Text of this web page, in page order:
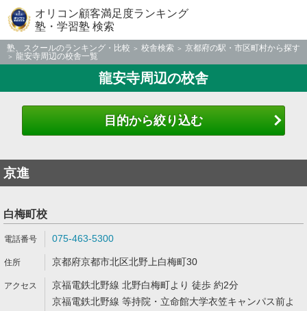
オリコン顧客満足度ランキング
塾・学習塾 検索
塾、スクールのランキング・比較 校舎検索
京都府の駅・市区町村から探す
龍安寺周辺の校舎一覧
龍安寺周辺の校舎
目的から絞り込む
京進
白梅町校
075-463-5300
京都府京都市北区北野上白梅町30
京福電鉄北野線 北野白梅町より 徒歩 約2分
京福電鉄北野線 等持院・立命館大学衣笠キャンパス前よ